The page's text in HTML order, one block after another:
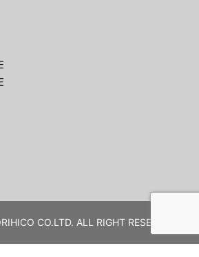
CO.LTD. ALL RIGHT RESERVED.